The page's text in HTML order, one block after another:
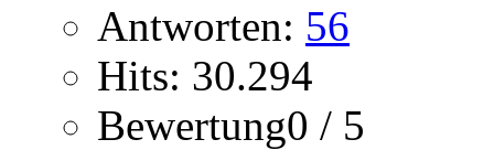
Antworten: 56
Hits: 30.294
Bewertung0 / 5